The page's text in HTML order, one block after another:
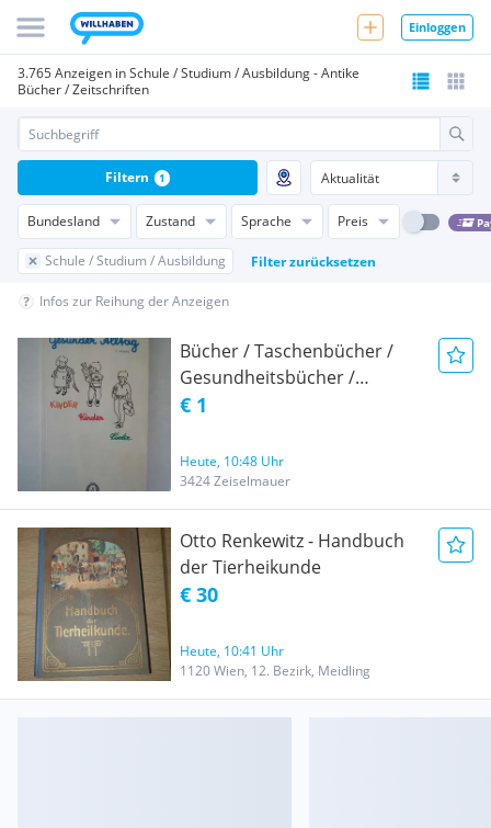
Einloggen
3.765 Anzeigen in Schule / Studium / Ausbildung - Antike
Bücher / Zeitschriften
Bundesland Zustand Sprache Preis
Schule / Studium / Ausbildung Filter zurücksetzen
Filtern 1
Infos zur Reihung der Anzeigen
Bücher / Taschenbücher /
Gesundheitsbücher /
Sachbücher / Sachbuch /
Gesundheitsbuch / Buch
Gesundheit, Fitness &
Medizin / Medizinischer
Ratgeber - Gesunder Alltag -
Bewegung im Alltag,
praktische & nützliche Tipps
€ 1
Heute, 10:48 Uhr
3424 Zeiselmauer
Otto Renkewitz - Handbuch
der Tierheikunde
€ 30
Heute, 10:41 Uhr
1120 Wien, 12. Bezirk, Meidling